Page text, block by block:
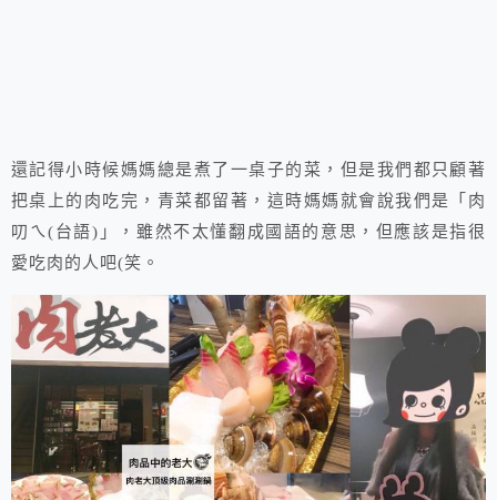
還記得小時候媽媽總是煮了一桌子的菜，但是我們都只顧著
把桌上的肉吃完，青菜都留著，這時媽媽就會說我們是「肉
叨ㄟ(台語)」，雖然不太懂翻成國語的意思，但應該是指很
愛吃肉的人吧(笑。